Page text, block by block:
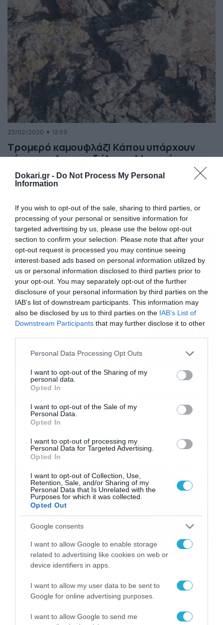
Dokari.gr - Do Not Process My Personal
Information
If you wish to opt-out of the sale, sharing to third parties, or
processing of your personal or sensitive information for
targeted advertising by us, please use the below opt-out
section to confirm your selection. Please note that after your
opt-out request is processed you may continue seeing
interest-based ads based on personal information utilized by
us or personal information disclosed to third parties prior to
your opt-out. You may separately opt-out of the further
disclosure of your personal information by third parties on the
IAB’s list of downstream participants. This information may
also be disclosed by us to third parties on the IAB’s List of
Downstream Participants that may further disclose it to other
Please note that this website/app uses one or more Google
not limited to your visit or usage behaviour. You may click to
grant or deny consent to Google and its third-party tags to
use your data for below specified purposes in below Google
consent section.
Personal Data Processing Opt Outs
I want to opt-out of the Sharing of my
personal data.
Opted In
I want to opt-out of the Sale of my
Personal Data.
Opted In
I want to opt-out of processing my
Personal Data for Targeted Advertising.
Opted In
I want to opt-out of Collection, Use,
Retention, Sale, and/or Sharing of my
Personal Data that Is Unrelated with the
Purposes for which it was collected.
Opted Out
Google consents
I want to allow Google to enable storage
related to advertising like cookies on web or
device identifiers in apps.
I want to allow my user data to be sent to
Google for online advertising purposes.
I want to allow Google to send me
23/02/2020 12:59
Τρομερό καμουφλάζ! Κάπου υπάρχουν
τέσσερις λεοπαρδάλεις – Μπορείς να τις
βρεις; (photos)
Είναι από τις φορές που το τοπίο… κρύβει κινδύνους.
βουνό της Μογγολίας σε τέσσερις λεοπαρδάλεις. Για την
ακρίβεια πρόκειται για τέσσερα μικρά, τα οποία
κρύβονται την στιγμή που η μητέρα τους απουσιάζει για
κυνήγι, σύμφωνα με ομάδα της WWF Μογγολίας. Ο λόγος
που οι λεοπαρδάλεις κρύβονται […]
19/02/2020 12:04
Βλέπεις στη φωτογραφία τη λεοπάρδαλη
που σε… κοιτάζει; (photos)
Μια μικρή λεοπάρδαλη έχει ξαπλώσει και… κοιτάζει τη
viral, καθώς ελάχιστοι μπορούν να τη διακρίνουν με την
πρώτη ματιά. Δείτε την πρώτη φωτογραφία στην
γκάλερι και αναζητήστε τη λεοπάρδαλη που σας…
κοιτάζει. Στη δεύτερη φωτογραφία σας δίνουμε την
απάντηση. Ακολουθήστε το Dokari και στο κανάλι μας
στο […]
01/01/2020 17:40